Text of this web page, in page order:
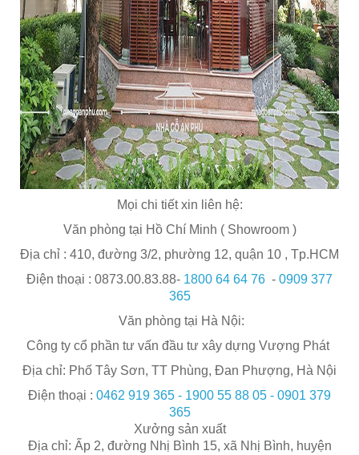
Mọi chi tiết xin liên hệ:
Văn phòng tại Hồ Chí Minh ( Showroom )
Địa chỉ : 410, đường 3/2, phường 12, quận 10 , Tp.HCM
Điện thoại : 0873.00.83.88- 1800 64 64 76 - 0909 377
365
Văn phòng tại Hà Nội:
Công ty cổ phần tư vấn đầu tư xây dựng Vượng Phát
Địa chỉ: Phố Tây Sơn, TT Phùng, Đan Phượng, Hà Nội
Điện thoại : 0462 919 365 - 1900 55 88 05 - 0901 379
365
Xưởng sản xuất
Địa chỉ: Ấp 2, đường Nhị Bình 15, xã Nhị Bình, huyện